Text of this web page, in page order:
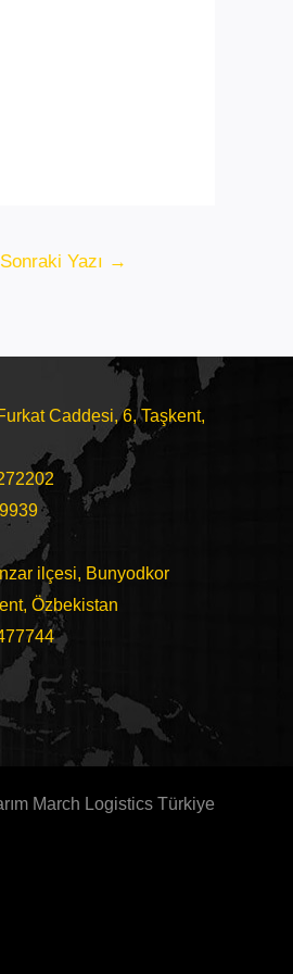
Sonraki Yazı →
Caddesi, 6, Taşkent,
ilçesi, Bunyodkor
Özbekistan
March Logistics Türkiye